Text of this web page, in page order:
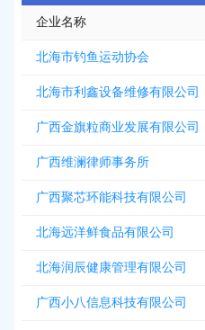
企业名称
北海市钓鱼运动协会
北海市利鑫设备维修有限公司
广西金旗粒商业发展有限公司
广西维澜律师事务所
广西聚芯环能科技有限公司
北海远洋鲜食品有限公司
北海润辰健康管理有限公司
广西小八信息科技有限公司